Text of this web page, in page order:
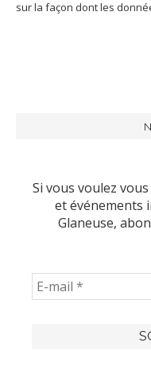
sur la façon dont les
Si vous voulez
et événements
Glaneuse,